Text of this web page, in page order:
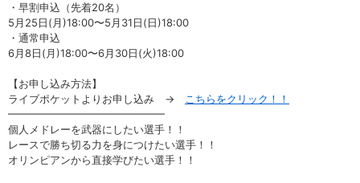
・早割申込（先着20名）
5月25日(月)18:00〜5月31日(日)18:00
・通常申込
6月8日(月)18:00〜6月30日(火)18:00
【お申し込み方法】
ライブポケットよりお申し込み →
こちらをクリック！！
━━━━━━━━━━━━━━━
個人メドレーを武器にしたい選手！！
レースで勝ち切る力を身につけたい選手！！
オリンピアンから直接学びたい選手！！